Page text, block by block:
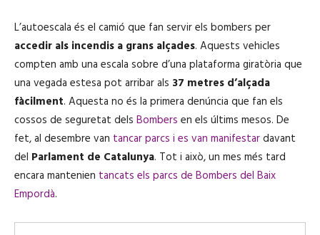
L’autoescala és el camió que fan servir els bombers per
accedir als incendis a grans alçades. Aquests vehicles
compten amb una escala sobre d’una plataforma giratòria que
una vegada estesa pot arribar als 37 metres d’alçada
fàcilment. Aquesta no és la primera denúncia que fan els
cossos de seguretat dels Bombers en els últims mesos. De
fet, al desembre van tancar parcs i es van manifestardavant
del Parlament de Catalunya. Tot i això, un mes més tard
encara mantenien tancats els parcs de Bombers del Baix
Empordà.